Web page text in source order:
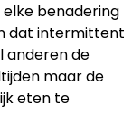
benadering
dat intermittent
anderen de
maar de
eten te